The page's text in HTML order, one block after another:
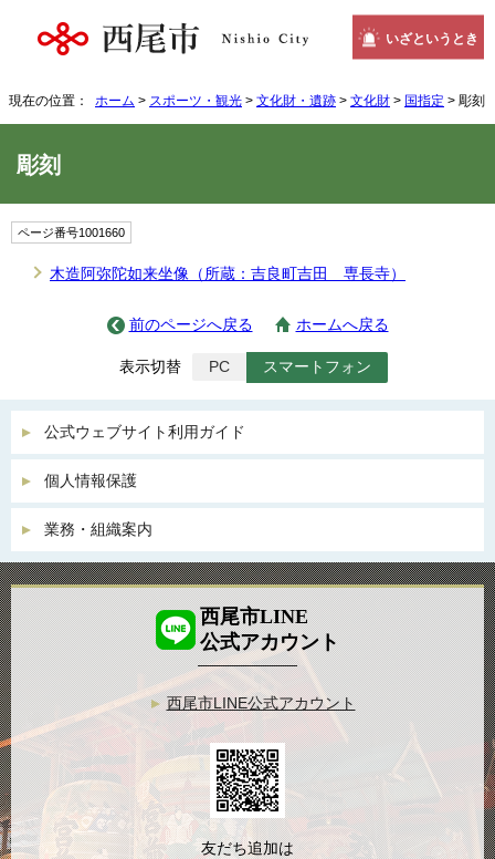
いざというとき
現在の位置： ホーム > スポーツ・観光 > 文化財・遺跡 > 文化財 > 国指定 > 彫刻
彫刻
ページ番号1001660
木造阿弥陀如来坐像（所蔵：吉良町吉田 専長寺）
前のページへ戻る ホームへ戻る
表示切替 PC スマートフォン
公式ウェブサイト利用ガイド
個人情報保護
業務・組織案内
西尾市LINE
公式アカウント
西尾市LINE公式アカウント
友だち追加は